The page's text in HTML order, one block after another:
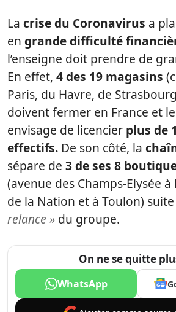
La crise du Coronavirus a
en grande difficulté
l’enseigne doit prendre de
En effet, 4 des 19 magasins
Paris, du Havre, de
doivent fermer en France et
envisage de licencier plus de
effectifs. De son côté, la
sépare de 3 de ses 8
(avenue des Champs-Elysée à
de la Nation et à Toulon)
relance » du groupe.
On ne se quitte
WhatsApp